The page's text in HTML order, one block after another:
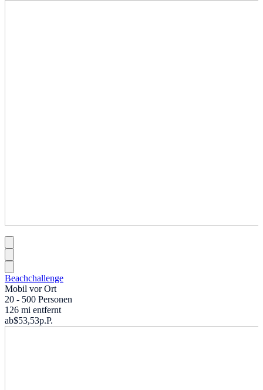
Beachchallenge
Mobil vor Ort
20 - 500 Personen
126 mi entfernt
ab$53,53p.P.